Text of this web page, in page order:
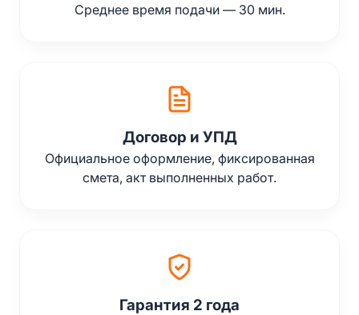
Среднее время подачи — 30 мин.
Договор и УПД
Официальное оформление, фиксированная
смета, акт выполненных работ.
Гарантия 2 года